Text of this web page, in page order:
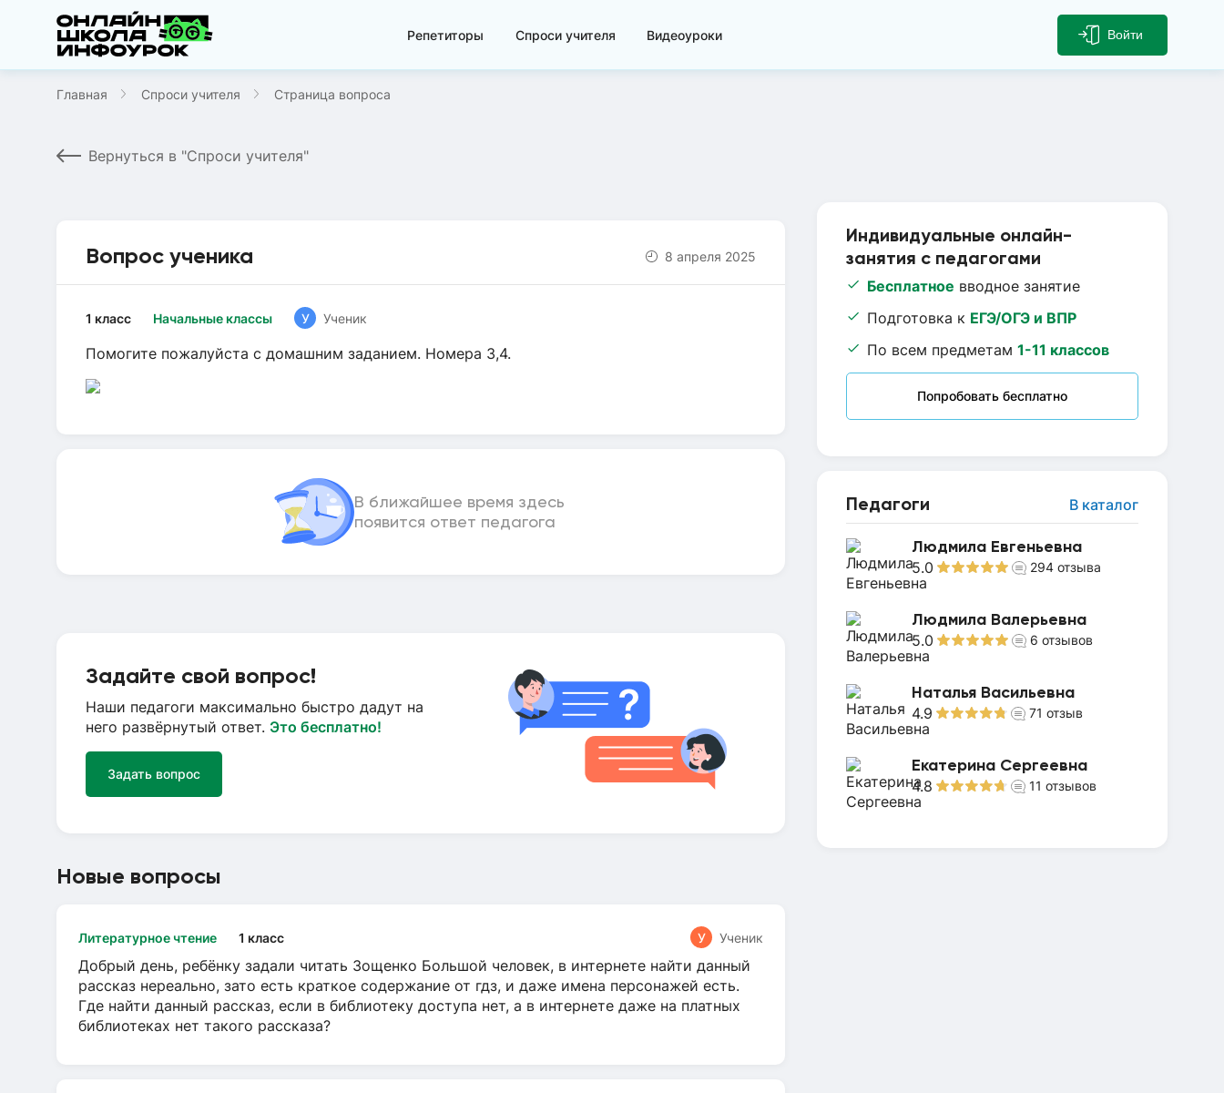
Репетиторы Спроси учителя Видеоуроки Войти
Главная Спроси учителя Страница вопроса
Вернуться в "Спроси учителя"
Индивидуальные онлайн-
занятия с педагогами
Бесплатное вводное занятие
Подготовка к ЕГЭ/ОГЭ и ВПР
По всем предметам 1-11 классов
Попробовать бесплатно
Педагоги В каталог
Людмила Евгеньевна
5.0 294 отзыва
Людмила Валерьевна
5.0 6 отзывов
Наталья Васильевна
4.9 71 отзыв
Екатерина Сергеевна
4.8 11 отзывов
Вопрос ученика 8 апреля 2025
Начальные классы
1 класс У Ученик
Помогите пожалуйста с домашним заданием. Номера 3,4.
В ближайшее время здесь
появится ответ педагога
Задайте свой вопрос!
Наши педагоги максимально быстро дадут на
него развёрнутый ответ. Это бесплатно!
Задать вопрос
Новые вопросы
Литературное чтение 1 класс У Ученик
Добрый день, ребёнку задали читать Зощенко Большой человек, в интернете найти данный
рассказ нереально, зато есть краткое содержание от гдз, и даже имена персонажей есть.
Где найти данный рассказ, если в библиотеку доступа нет, а в интернете даже на платных
библиотеках нет такого рассказа?